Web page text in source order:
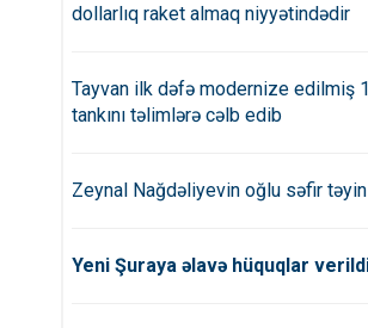
dollarlıq raket almaq niyyətindədir
Tayvan ilk dəfə modernize edilmiş
tankını təlimlərə cəlb edib
Zeynal Nağdəliyevin oğlu səfir
Yeni Şuraya əlavə hüquqlar